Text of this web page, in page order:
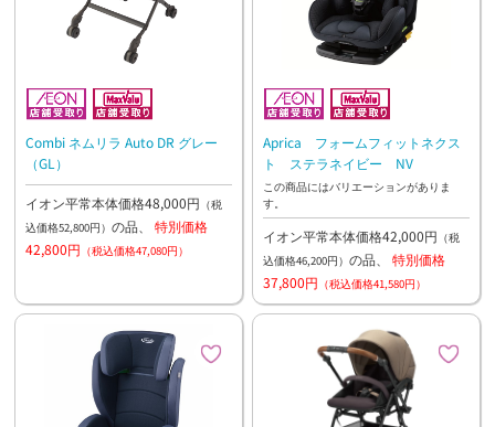
Combi ネムリラ Auto DR グレー
（GL）
イオン平常本体価格48,000円 （税
込価格52,800円） の品、 特別価格
42,800円 （税込価格47,080円）
Aprica フォームフィットネクス
ト ステラネイビー NV
この商品にはバリエーションがありま
す。
イオン平常本体価格42,000円 （税
込価格46,200円） の品、 特別価格
37,800円 （税込価格41,580円）